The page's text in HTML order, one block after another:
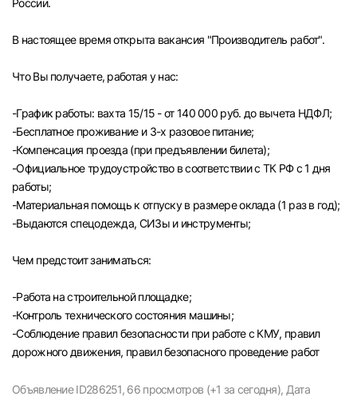
Ульяновск
Курган
Уфа
России.
В настоящее время открыта вакансия "Производитель работ".
Что Вы получаете, работая у нас:
-График работы: вахта 15/15 - от 140 000 руб. до вычета НДФЛ;
-Бесплатное проживание и 3-х разовое питание;
-Компенсация проезда (при предъявлении билета);
-Официальное трудоустройство в соответствии с ТК РФ с 1 дня
работы;
-Материальная помощь к отпуску в размере оклада (1 раз в год);
-Выдаются спецодежда, СИЗы и инструменты;
Чем предстоит заниматься:
-Paбота на строительной площадке;
-Контроль технического состояния машины;
-Соблюдение правил безопасности при работе с КМУ, правил
дорожного движения, правил безопасного проведение работ
Объявление ID286251, 66 просмотров (+1 за сегодня), Дата